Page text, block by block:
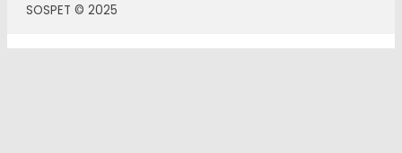
SOSPET © 2025